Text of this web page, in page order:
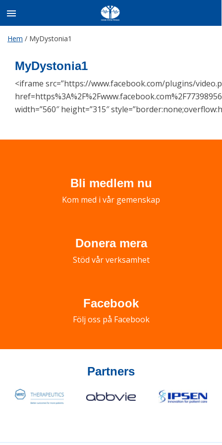
Hem / MyDystonia1
MyDystonia1
<iframe src=”https://www.facebook.com/plugins/
width=”560″ height=”315″
Bli medlem nu
Kom med i vår gemenskap
Donera mera
Stöd vår verksamhet
Facebook
Följ oss på Facebook
Partners